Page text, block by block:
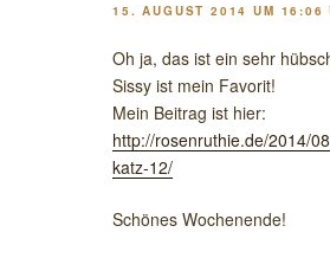
15. AUGUST 2014 UM 16:06
Oh ja, das ist ein sehr
Sissy ist mein Favorit!
Mein Beitrag ist hier:
http://rosenruthie.de/2014/
katz-12/
Schönes Wochenende!